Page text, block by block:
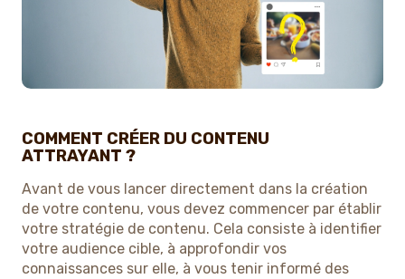
COMMENT CRÉER DU CONTENU
ATTRAYANT ?
Avant de vous lancer directement dans la création
de votre contenu, vous devez commencer par établir
votre stratégie de contenu. Cela consiste à identifier
votre audience cible, à approfondir vos
connaissances sur elle, à vous tenir informé des